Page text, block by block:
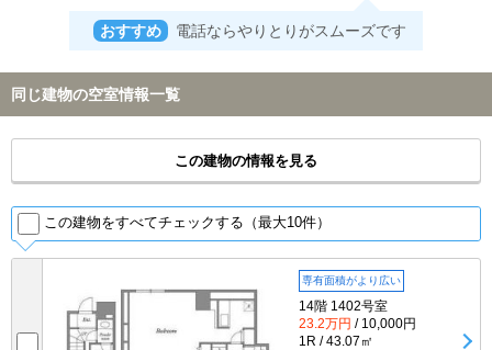
おすすめ 電話ならやりとりがスムーズです
同じ建物の空室情報一覧
この建物の情報を見る
この建物をすべてチェックする（最大10件）
専有面積がより広い
14階 1402号室
23.2万円 / 10,000円
1R / 43.07㎡